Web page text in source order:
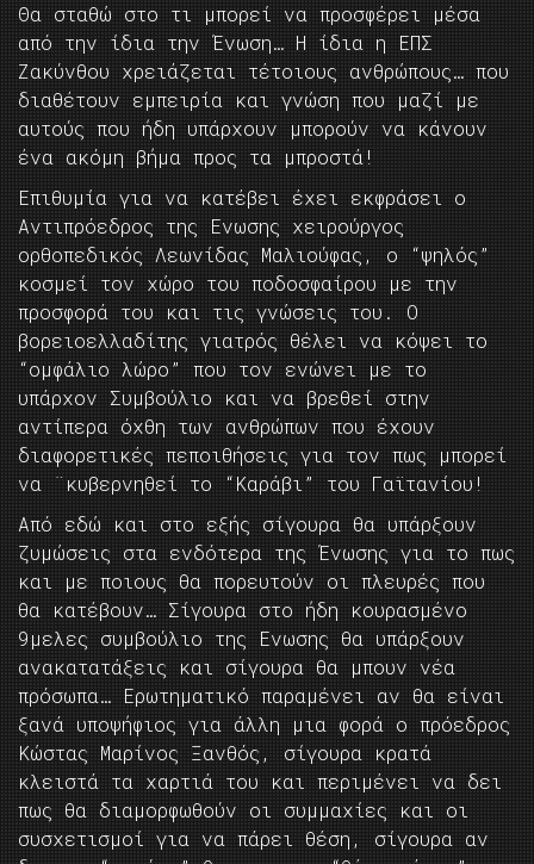
Θα σταθώ στο τι μπορεί να προσφέρει μέσα
από την ίδια την Ένωση… Η ίδια η ΕΠΣ
Ζακύνθου χρειάζεται τέτοιους ανθρώπους… που
διαθέτουν εμπειρία και γνώση που μαζί με
αυτούς που ήδη υπάρχουν μπορούν να κάνουν
ένα ακόμη βήμα προς τα μπροστά!
Επιθυμία για να κατέβει έχει εκφράσει ο
Αντιπρόεδρος της Ενωσης χειρούργος
ορθοπεδικός Λεωνίδας Μαλιούφας, ο “ψηλός”
κοσμεί τον χώρο του ποδοσφαίρου με την
προσφορά του και τις γνώσεις του. Ο
βορειοελλαδίτης γιατρός θέλει να κόψει το
“ομφάλιο λώρο” που τον ενώνει με το
υπάρχον Συμβούλιο και να βρεθεί στην
αντίπερα όχθη των ανθρώπων που έχουν
διαφορετικές πεποιθήσεις για τον πως μπορεί
να ¨κυβερνηθεί το “Καράβι” του Γαϊτανίου!
Από εδώ και στο εξής σίγουρα θα υπάρξουν
ζυμώσεις στα ενδότερα της Ένωσης για το πως
και με ποιους θα πορευτούν οι πλευρές που
θα κατέβουν… Σίγουρα στο ήδη κουρασμένο
9μελες συμβούλιο της Ενωσης θα υπάρξουν
ανακατατάξεις και σίγουρα θα μπουν νέα
πρόσωπα… Ερωτηματικό παραμένει αν θα είναι
ξανά υποψήφιος για άλλη μια φορά ο πρόεδρος
Κώστας Μαρίνος Ξανθός, σίγουρα κρατά
κλειστά τα χαρτιά του και περιμένει να δει
πως θα διαμορφωθούν οι συμμαχίες και οι
συσχετισμοί για να πάρει θέση, σίγουρα αν